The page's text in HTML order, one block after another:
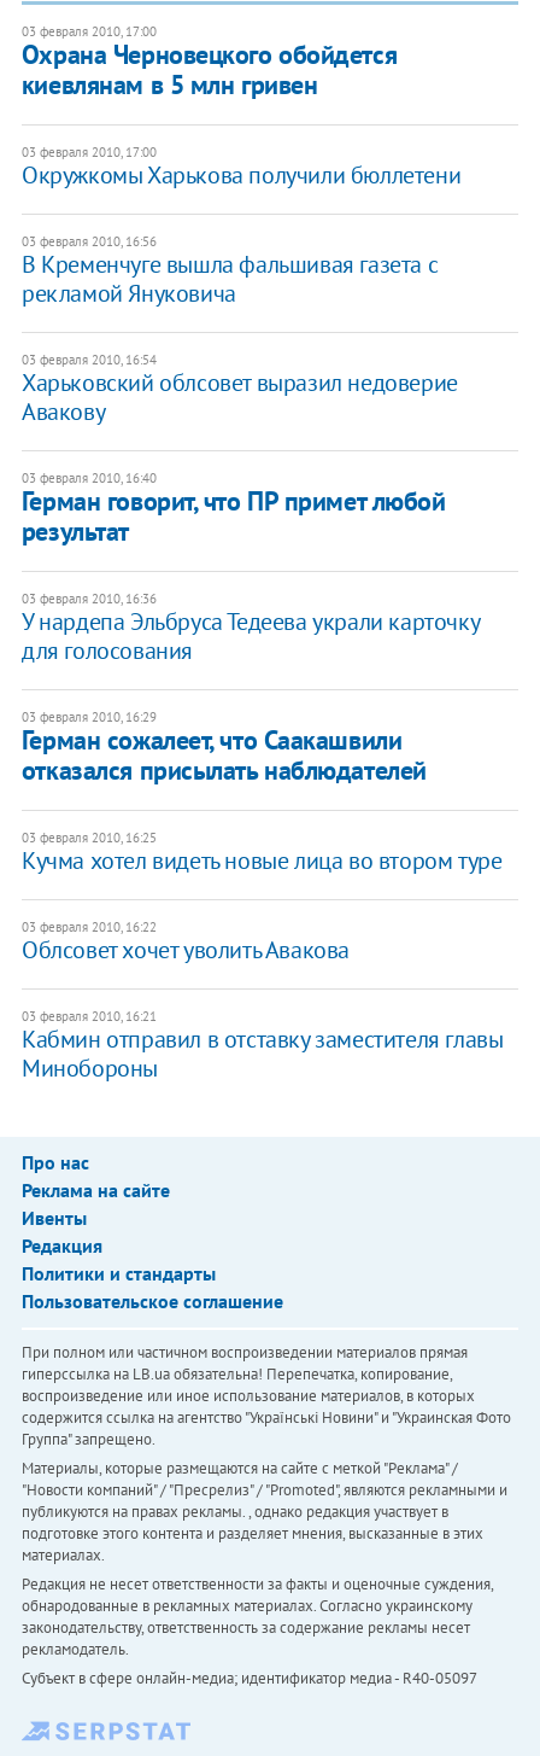
03 февраля 2010, 17:00
Охрана Черновецкого обойдется
киевлянам в 5 млн гривен
03 февраля 2010, 17:00
Окружкомы Харькова получили бюллетени
03 февраля 2010, 16:56
В Кременчуге вышла фальшивая газета с
рекламой Януковича
03 февраля 2010, 16:54
Харьковский облсовет выразил недоверие
Авакову
03 февраля 2010, 16:40
Герман говорит, что ПР примет любой
результат
03 февраля 2010, 16:36
У нардепа Эльбруса Тедеева украли карточку
для голосования
03 февраля 2010, 16:29
Герман сожалеет, что Саакашвили
отказался присылать наблюдателей
03 февраля 2010, 16:25
Кучма хотел видеть новые лица во втором туре
03 февраля 2010, 16:22
Облсовет хочет уволить Авакова
03 февраля 2010, 16:21
Кабмин отправил в отставку заместителя главы
Минобороны
Про нас
Реклама на сайте
Ивенты
Редакция
Политики и стандарты
Пользовательское соглашение
При полном или частичном воспроизведении материалов прямая
гиперссылка на LB.ua обязательна! Перепечатка, копирование,
воспроизведение или иное использование материалов, в которых
содержится ссылка на агентство "Українськi Новини" и "Украинская Фото
Группа" запрещено.
Материалы, которые размещаются на сайте с меткой "Реклама" /
"Новости компаний" / "Пресрелиз" / "Promoted", являются рекламными и
публикуются на правах рекламы. , однако редакция участвует в
подготовке этого контента и разделяет мнения, высказанные в этих
материалах.
Редакция не несет ответственности за факты и оценочные суждения,
обнародованные в рекламных материалах. Согласно украинскому
законодательству, ответственность за содержание рекламы несет
рекламодатель.
Субъект в сфере онлайн-медиа; идентификатор медиа - R40-05097